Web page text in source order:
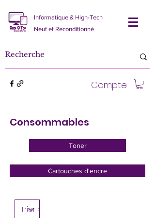
Informatique & High-Tech
Neuf et Reconditionné
Compte
Consommables
Toner
Cartouches d'encre